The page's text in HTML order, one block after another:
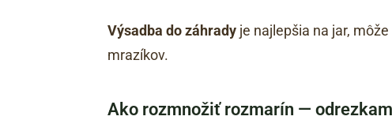
Výsadba do záhrady je najlepšia na jar,
mrazíkov.
Ako rozmnožiť rozmarín —